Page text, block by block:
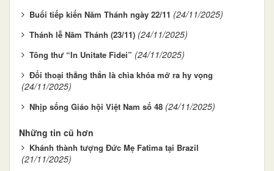
Buổi tiếp kiến Năm Thánh ngày 22/11 (24/11/2025)
Thánh lễ Năm Thánh (23/11) (24/11/2025)
Tông thư “In Unitate Fidei” (24/11/2025)
Đối thoại thẳng thắn là chìa khóa mở ra hy vọng
(24/11/2025)
Nhịp sống Giáo hội Việt Nam số 48 (24/11/2025)
Những tin cũ hơn
Khánh thành tượng Đức Mẹ Fatima tại Brazil
(21/11/2025)